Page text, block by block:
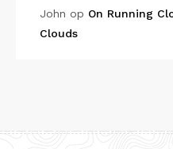
John op On Running
Clouds